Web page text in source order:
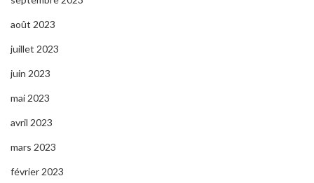
août 2023
juillet 2023
juin 2023
mai 2023
avril 2023
mars 2023
février 2023